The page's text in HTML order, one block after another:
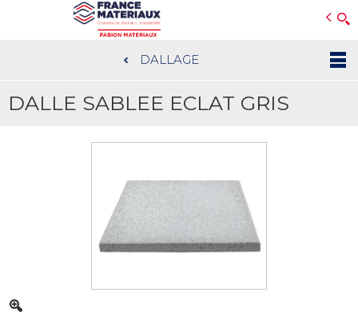
au
contenu
DALLAGE
DALLE SABLEE ECLAT GRIS